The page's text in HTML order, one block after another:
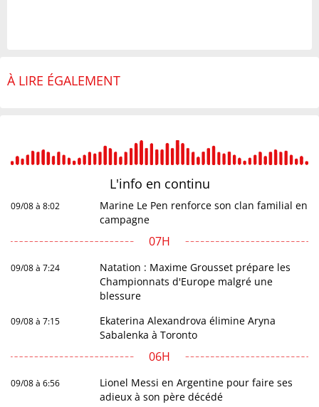
À LIRE ÉGALEMENT
L'info en continu
09/08 à 8:02
Marine Le Pen renforce son clan familial en
campagne
07H
09/08 à 7:24
Natation : Maxime Grousset prépare les
Championnats d'Europe malgré une
blessure
09/08 à 7:15
Ekaterina Alexandrova élimine Aryna
Sabalenka à Toronto
06H
09/08 à 6:56
Lionel Messi en Argentine pour faire ses
adieux à son père décédé